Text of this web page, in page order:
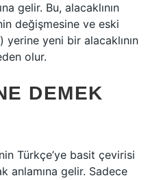
gelir. Bu, alacaklının
değişmesine ve eski
yerine yeni bir alacaklının
olur.
DEMEK
Türkçe’ye basit çevirisi
anlamına gelir. Sadece